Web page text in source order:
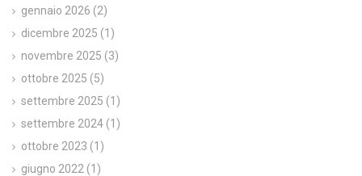
gennaio 2026 (2)
dicembre 2025 (1)
novembre 2025 (3)
ottobre 2025 (5)
settembre 2025 (1)
settembre 2024 (1)
ottobre 2023 (1)
giugno 2022 (1)